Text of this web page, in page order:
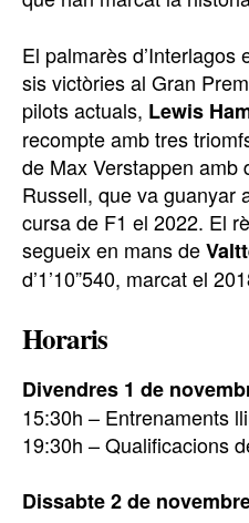
El palmarès
sis victòries al Gran
pilots actuals, Lewis
recompte amb tres
de Max Verstappen amb
Russell, que va guanyar
cursa de F1 el 2022. El
segueix en mans de
d’1’10”540, marcat el
Horaris
Divendres 1 de
15:30h – Entrenaments
19:30h – Qualificacions
Dissabte 2 de